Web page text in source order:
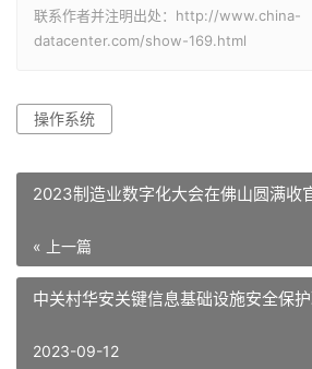
联系作者并注明出处：http://www.china-
datacenter.com/show-169.html
操作系统
2023制造业数字化大会在佛山圆满收
« 上一篇
中关村华安关键信息基础设施安全保
2023-09-12